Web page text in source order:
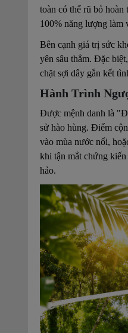
toàn có thể rũ bỏ
100% năng lượng làm
Bên cạnh giá trị sức
yên sâu thẳm. Đặc
chặt sợi dây gắn kết
Hành Trình
Được mệnh danh là
sử hào hùng. Điểm
vào mùa nước nổi,
khi tận mắt chứng
hảo.